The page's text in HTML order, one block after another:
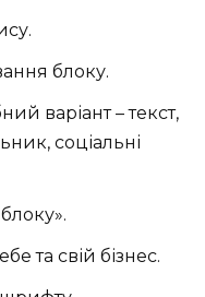
блоку.
варіант – текст,
соціальні
та свій бізнес.